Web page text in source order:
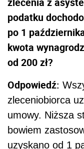
podatku
po 1
kwota
od 200 zł?
Odpowiedź:
zleceniobiorca
umowy. Niższa
bowiem
uzyskano od 1